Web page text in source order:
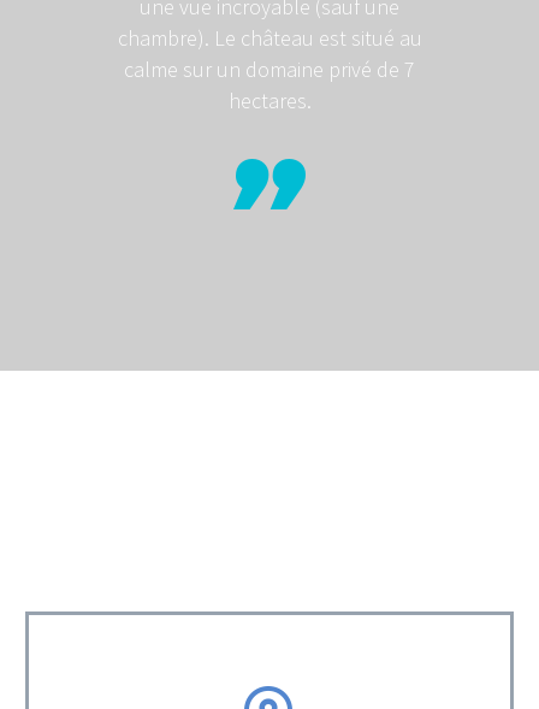
une vue incroyable (sauf une
chambre). Le château est situé au
calme sur un domaine privé de 7
hectares.